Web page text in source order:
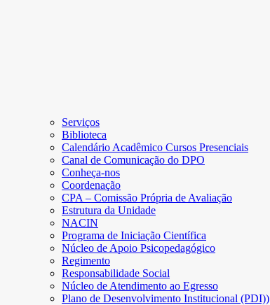
Serviços
Biblioteca
Calendário Acadêmico Cursos Presenciais
Canal de Comunicação do DPO
Conheça-nos
Coordenação
CPA – Comissão Própria de Avaliação
Estrutura da Unidade
NACIN
Programa de Iniciação Científica
Núcleo de Apoio Psicopedagógico
Regimento
Responsabilidade Social
Núcleo de Atendimento ao Egresso
Plano de Desenvolvimento Institucional (PDI))